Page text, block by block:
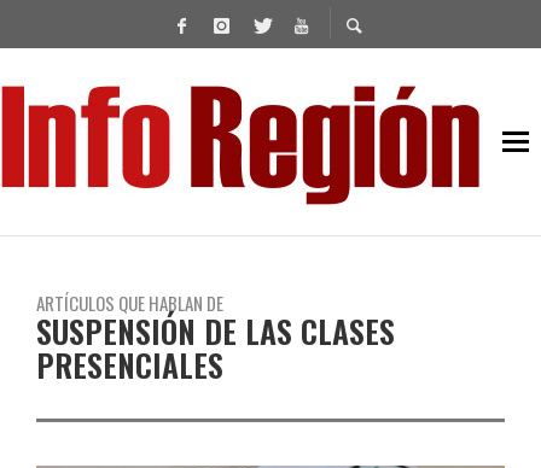
ARTÍCULOS QUE HABLAN DE
SUSPENSIÓN DE LAS CLASES
PRESENCIALES